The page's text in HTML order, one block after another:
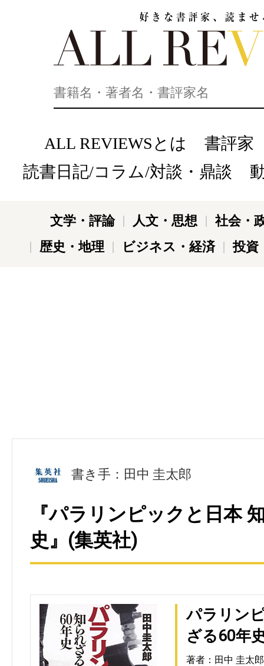
ALL REVIEWSとは
書評家
読書日記/コラム/対談・鼎談
文学・評論 人文・思想
社会・
歴史・地理
ビジネス・経済 投資
書き手：田中 圭太郎
『パラリンピックと日本
史』(集英社)
パラリン
ざる60年
著者：田中 圭太郎